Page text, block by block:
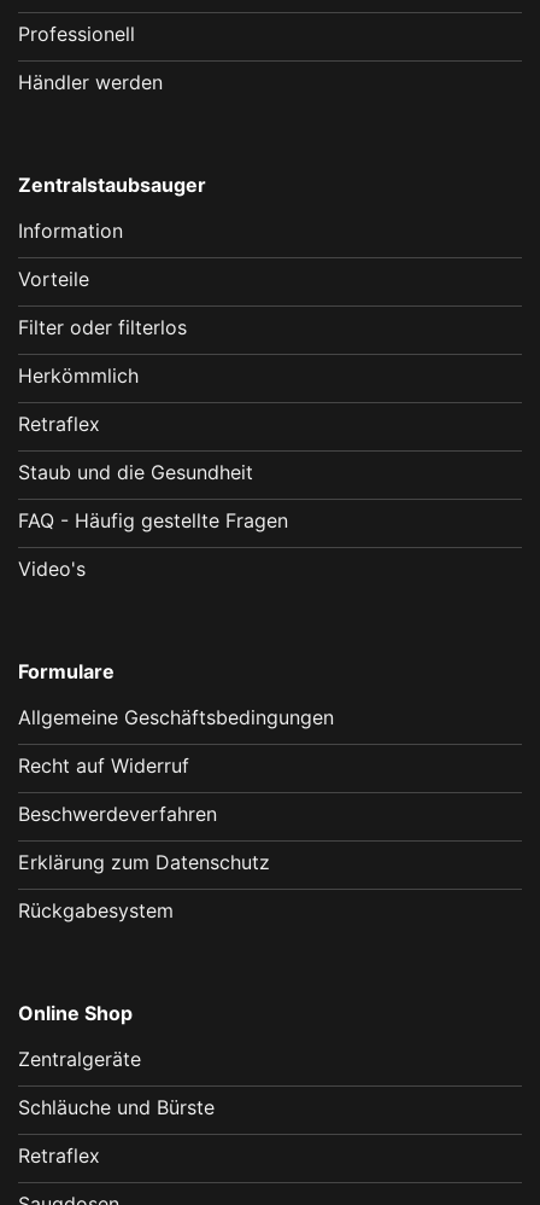
Professionell
Händler werden
Zentralstaubsauger
Information
Vorteile
Filter oder filterlos
Herkömmlich
Retraflex
Staub und die Gesundheit
FAQ - Häufig gestellte Fragen
Video's
Formulare
Allgemeine Geschäftsbedingungen
Recht auf Widerruf
Beschwerdeverfahren
Erklärung zum Datenschutz
Rückgabesystem
Online Shop
Zentralgeräte
Schläuche und Bürste
Retraflex